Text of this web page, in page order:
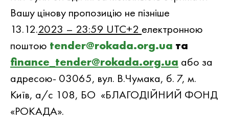
Вашу цiнову пропозицiю не пiзнiше
13.12.2023 – 23:59 UTC+2 електронною
поштою tender@rokada.org.ua та
finance_tender@rokada.org.ua або за
адресою- 03065, вул. В.Чумака, б. 7, м.
Київ, а/с 108, БО «БЛАГОДIЙНИЙ ФОНД
«РОКАДА».